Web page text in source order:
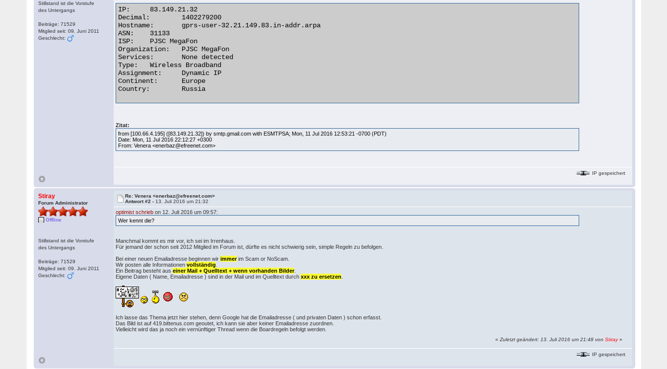
Stillstand ist die Vorstufe
des Untergangs
Beiträge: 71529
Mitglied seit: 09. Juni 2011
Geschlecht:
IP:	83.149.21.32
Decimal:	1402279200
Hostname:	gprs-user-32.21.149.83.in-addr.arpa
ASN:	31133
ISP:	PJSC MegaFon
Organization:	PJSC MegaFon
Services:	None detected
Type:	Wireless Broadband
Assignment:	Dynamic IP
Continent:	Europe
Country:	Russia
Zitat:
from [100.66.4.195] ([83.149.21.32]) by smtp.gmail.com with ESMTPSA; Mon, 11 Jul 2016 12:53:21 -0700 (PDT)
Date: Mon, 11 Jul 2016 22:12:27 +0300
From: Venera <enerbaz@efreenet.com>
IP gespeichert
Stiray
Forum Administrator
Offline
Stillstand ist die Vorstufe
des Untergangs
Beiträge: 71529
Mitglied seit: 09. Juni 2011
Geschlecht:
Re: Venera <enerbaz@efreenet.com>
Antwort #2 - 13. Juli 2016 um 21:32
optimist schrieb on 12. Juli 2016 um 09:57:
Wer kennt die?
Manchmal kommt es mir vor, ich sei im Irrenhaus.
Für jemand der schon seit 2012 Mitglied im Forum ist, dürfte es nicht schwierig sein, simple Regeln zu befolgen.
Bei einer neuen Emailadresse beginnen wirimmerim Scam or NoScam.
Wir posten alle Informationenvollständig
Ein Beitrag besteht auseiner Mail + Quelltext + wenn vorhanden Bilder.
Eigene Daten ( Name, Emailadresse ) sind in der Mail und im Quelltext durchxxx zu ersetzen
Ich lasse das Thema jetzt hier stehen, denn Google hat die Emailadresse ( und privaten Daten ) schon erfasst.
Das Bild ist auf 419.bittenus.com geoutet, ich kann sie aber keiner Emailadresse zuordnen.
Vielleicht wird das ja noch ein vernünftiger Thread wenn die Boardregeln befolgt werden.
«Zuletzt geändert: 13. Juli 2016 um 21:48 vonStiray»
IP gespeichert